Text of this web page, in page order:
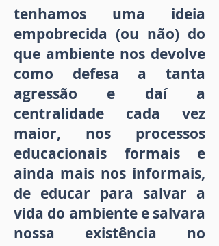
tenhamos uma ideia
empobrecida (ou não) do
que ambiente nos devolve
como defesa a tanta
agressão e daí a
centralidade cada vez
maior, nos processos
educacionais formais e
ainda mais nos informais,
de educar para salvar a
vida do ambiente e salvara
nossa existência no